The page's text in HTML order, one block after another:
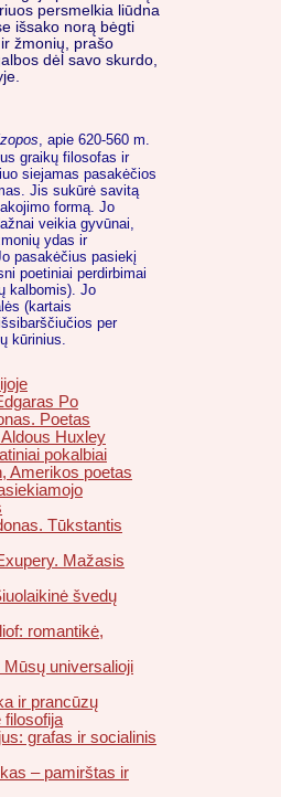
persmelkia liūdna
išsako norą bėgti
žmonių, prašo
dėl savo skurdo,
, apie 620-560 m.
graikų filosofas ir
siejamas pasakėčios
Jis sukūrė savitą
formą. Jo
veikia gyvūnai,
ydas ir
pasakėčius pasiekį
poetiniai perdirbimai
kalbomis). Jo
(kartais
per
kūrinius.
Po
Poetas
Huxley
pokalbiai
Amerikos poetas
Tūkstantis
Mažasis
švedų
romantikė,
Mūsų universalioji
ir prancūzų
filosofija
grafas ir socialinis
– pamirštas ir